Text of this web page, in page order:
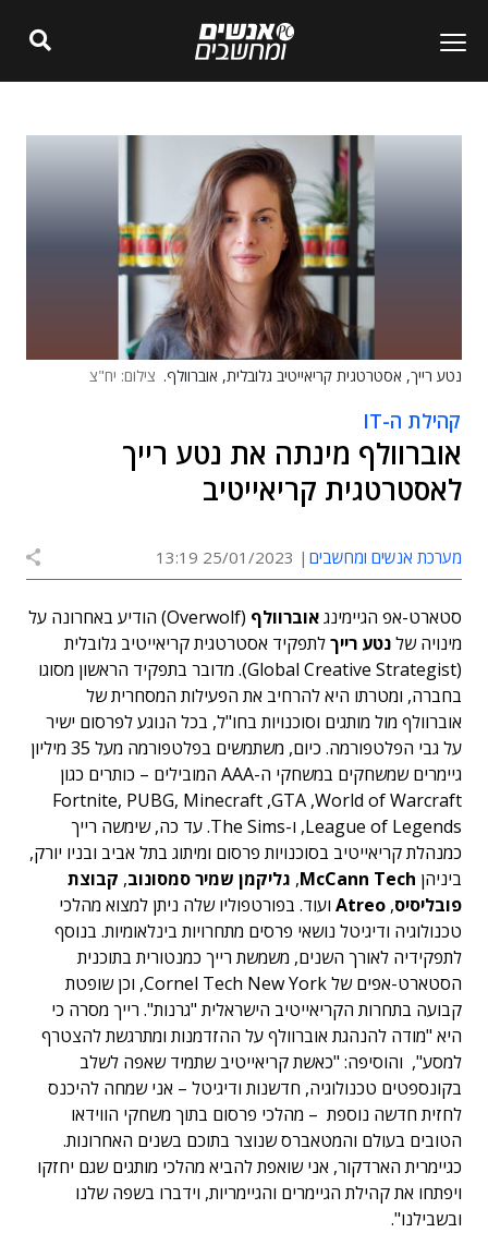
נטע רייך, אסטרטגית קריאייטיב גלובלית, אוברוולף. צילום: יח"צ
קהילת ה-IT
אוברוולף מינתה את נטע רייך
לאסטרטגית קריאייטיב
מערכת אנשים ומחשבים 25/01/2023 13:19
סטארט-אפ הגיימינגאוברוולף
(Overwolf) הודיע באחרונה על
מינויה שלנטע רייךלתפקיד אסטרטגית קריאייטיב גלובלית
(Global Creative Strategist). מדובר בתפקיד הראשון מסוגו
בחברה, ומטרתו היא להרחיב את הפעילות המסחרית של
אוברוולף מול מותגים וסוכנויות בחו"ל, בכל הנוגע לפרסום ישיר
על גבי הפלטפורמה. כיום, משתמשים בפלטפורמה מעל 35 מיליון
גיימרים שמשחקים במשחקי ה-AAA המובילים – כותרים כגון
Fortnite, PUBG, Minecraft ,GTA ,World of Warcraft
,League of Legends ו-The Sims. עד כה, שימשה רייך
כמנהלת קריאייטיב בסוכנויות פרסום ומיתוג בתל אביב ובניו יורק,
ביניהן McCann Tech
, גליקמן שמיר סמסונוב, קבוצת
פובליסיס,
Atreo ועוד. בפורטפוליו שלה ניתן למצוא מהלכי
טכנולוגיה ודיגיטל נושאי פרסים מתחרויות בינלאומיות. בנוסף
לתפקידיה לאורך השנים, משמשת רייך כמנטורית בתוכנית
הסטארט-אפים של Cornel Tech New York, וכן שופטת
קבועה בתחרות הקריאייטיב הישראלית "גרנות". רייך מסרה כי
היא "מודה להנהגת אוברוולף על ההזדמנות ומתרגשת להצטרף
למסע", והוסיפה: "כאשת קריאייטיב שתמיד שאפה לשלב
בקונספטים טכנולוגיה, חדשנות ודיגיטל – אני שמחה להיכנס
לחזית חדשה נוספת – מהלכי פרסום בתוך משחקי הווידאו
הטובים בעולם והמטאברס שנוצר בתוכם בשנים האחרונות.
כגיימרית הארדקור, אני שואפת להביא מהלכי מותגים שגם יחזקו
ויפתחו את קהילת הגיימרים והגיימריות, וידברו בשפה שלנו
ובשבילנו".